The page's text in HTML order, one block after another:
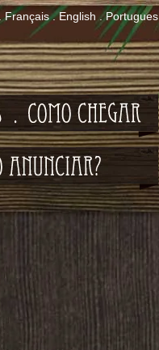
.Français.English .Portugues